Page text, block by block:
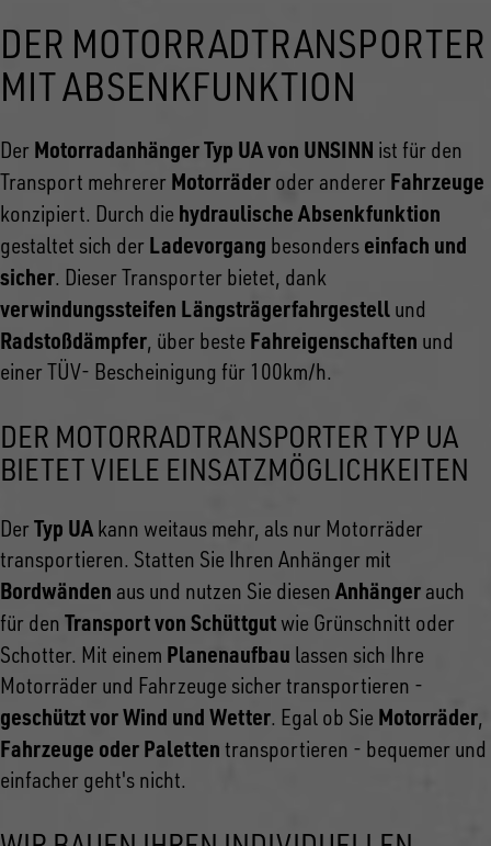
DER MOTORRADTRANSPORTER
MIT ABSENKFUNKTION
Der Motorradanhänger Typ UA von UNSINN ist für den
Transport mehrerer Motorräder oder anderer Fahrzeuge
konzipiert. Durch die hydraulische Absenkfunktion
gestaltet sich der Ladevorgang besonders einfach und
sicher. Dieser Transporter bietet, dank
verwindungssteifen Längsträgerfahrgestell und
Radstoßdämpfer, über beste Fahreigenschaften und
einer TÜV- Bescheinigung für 100km/h.
DER MOTORRADTRANSPORTER TYP UA
BIETET VIELE EINSATZMÖGLICHKEITEN
Der Typ UA kann weitaus mehr, als nur Motorräder
transportieren. Statten Sie Ihren Anhänger mit
Bordwänden aus und nutzen Sie diesenAnhänger auch
für den Transport von Schüttgut wie Grünschnitt oder
Schotter. Mit einem Planenaufbau lassen sich Ihre
Motorräder und Fahrzeuge sicher transportieren -
geschützt vor Wind und Wetter. Egal ob Sie Motorräder,
Fahrzeuge oder Paletten transportieren - bequemer und
einfacher geht's nicht.